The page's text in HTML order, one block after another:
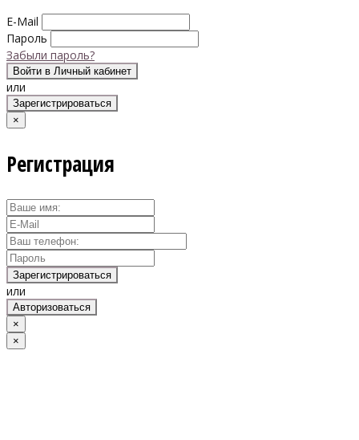
E-Mail
Пароль
Забыли пароль?
Войти в Личный кабинет
или
Зарегистрироваться
×
Регистрация
Зарегистрироваться
или
Авторизоваться
×
×